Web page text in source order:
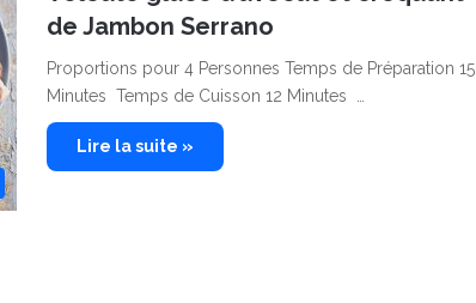
de Jambon Serrano
Proportions pour 4 Personnes Temps de Préparation 15
Minutes Temps de Cuisson 12 Minutes …
Lire la suite »